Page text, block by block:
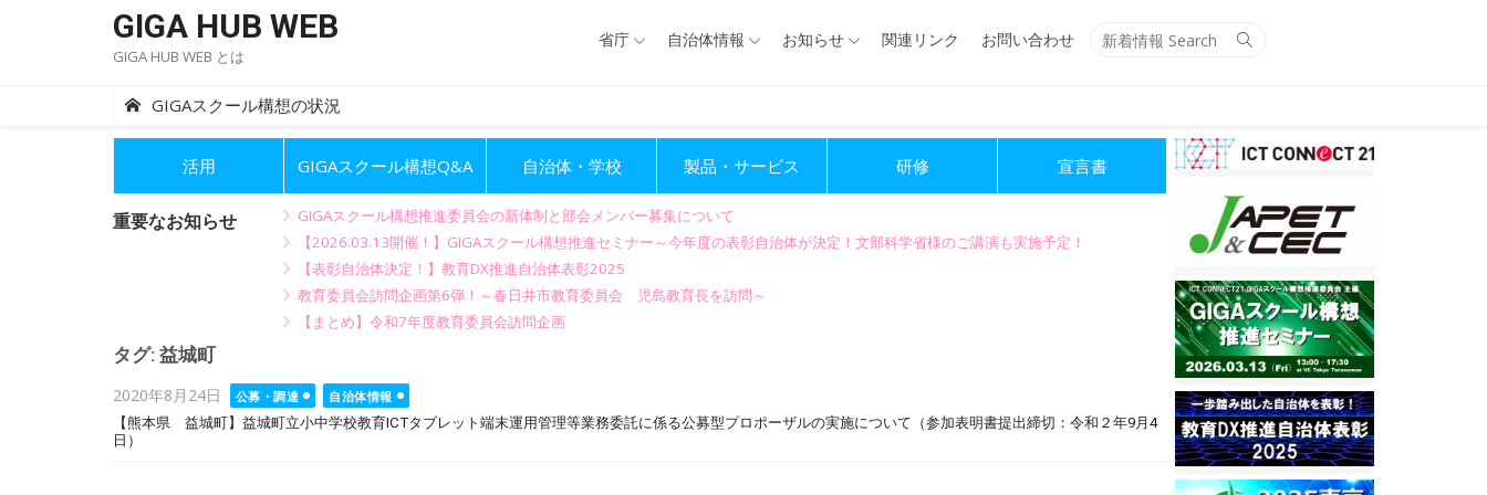
GIGA HUB WEB
GIGA HUB WEB とは
Search
省庁 自治体情報 お知らせ 関連リンク お問い合わせ
GIGAスクール構想の状況
活用 GIGAスクール構想Q&A 自治体・学校 製品・サービス 研修 宣言書
重要なお知らせ
GIGAスクール構想推進委員会の新体制と部会メンバー募集について
【2026.03.13開催！】GIGAスクール構想推進セミナー～今年度の表彰自治体が決定！文部科学省様のご講演も実施予定！
【表彰自治体決定！】教育DX推進自治体表彰2025
教育委員会訪問企画第6弾！～春日井市教育委員会 児島教育長を訪問～
【まとめ】令和7年度教育委員会訪問企画
タグ: 益城町
Posted
on
2020年8月24日 公募・調達
自治体情報
【熊本県 益城町】益城町立小中学校教育ICTタブレット端末運用管理等業務委託に係る公募型プロポーザルの実施について（参加表明書提出締切：令和２年9月4
日）